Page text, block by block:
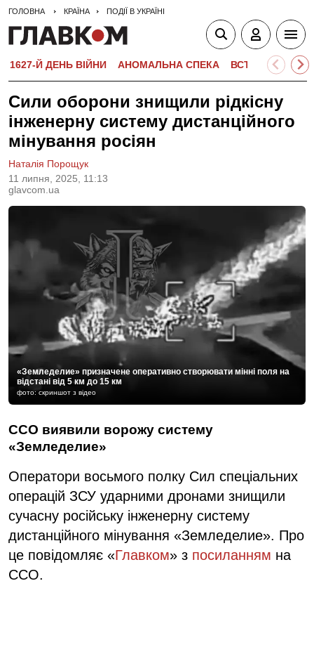
ГОЛОВНА КРАЇНА ПОДІЇ В УКРАЇНІ
1627-Й ДЕНЬ ВІЙНИ АНОМАЛЬНА СПЕКА ВСТУПНА
Сили оборони знищили рідкісну
інженерну систему дистанційного
мінування росіян
11 липня, 2025, 11:13
glavcom.ua
Наталія Порощук
«Земледелие» призначене оперативно створювати мінні поля на
відстані від 5 км до 15 км
фото: скриншот з відео
ССО виявили ворожу систему
«Земледелие»
Оператори восьмого полку Сил спеціальних
операцій ЗСУ ударними дронами знищили
сучасну російську інженерну систему
дистанційного мінування «Земледелие». Про
це повідомляє «Главком» з посиланням на
ССО.